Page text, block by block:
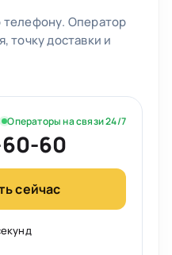
Оператор
точку доставки и
Операторы на связи 24/7
60
сейчас